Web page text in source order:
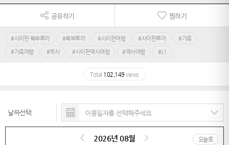
공유하기 찜하기
#사이판 북부투어 #북부투어 #사이판여행 #사이판투어
#가족
#가족여행
#역사 #사이판역사여행 #역사여행 #s1
Total 102,149 views
날짜선택
2026년 08월 오늘로